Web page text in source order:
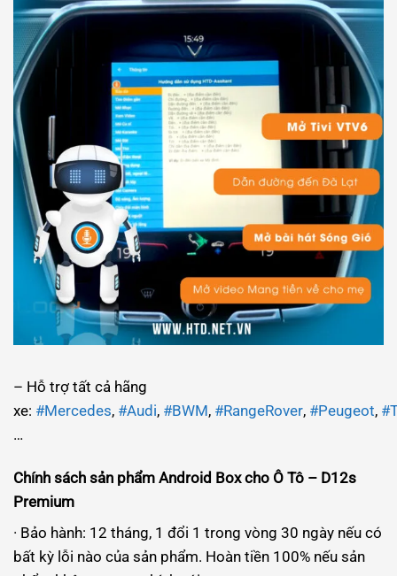
– Hỗ trợ tất cả hãng
xe: #Mercedes, #Audi, #BWM, #RangeRover, #Peugeot,
…
Chính sách sản phẩm Android Box cho Ô Tô – D12s
Premium
· Bảo hành: 12 tháng, 1 đổi 1 trong vòng 30 ngày nếu có
bất kỳ lỗi nào của sản phẩm. Hoàn tiền 100% nếu sản